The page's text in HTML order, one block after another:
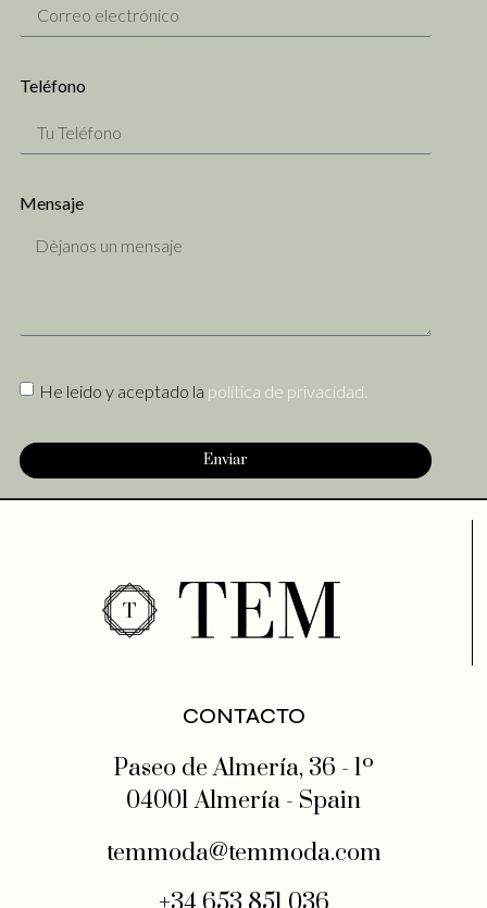
Teléfono
Mensaje
He leido y aceptado la política de privacidad.
Enviar
CONTACTO
Paseo de Almería, 36 - 1º
04001 Almería - Spain
temmoda@temmoda.com